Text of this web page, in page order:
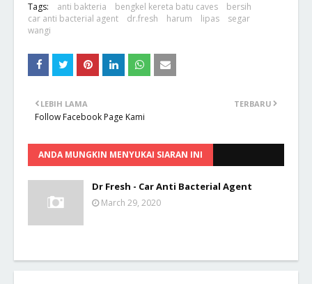
Tags: anti bakteria bengkel kereta batu caves
bersih
car anti bacterial agent
dr.fresh harum lipas
segar
wangi
TERBARU
LEBIH LAMA
Follow Facebook Page Kami
ANDA MUNGKIN MENYUKAI SIARAN INI
Dr Fresh - Car Anti Bacterial Agent
March 29, 2020